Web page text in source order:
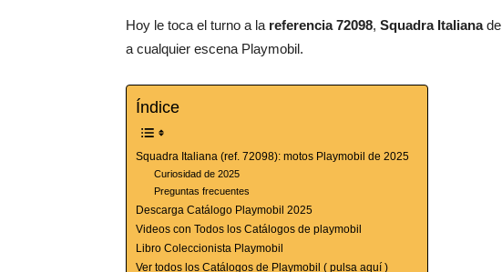
Hoy le toca el turno a la referencia 72098, Squadra Italianade
a cualquier escena Playmobil.
Índice
Squadra Italiana (ref. 72098): motos Playmobil de 2025
Curiosidad de 2025
Preguntas frecuentes
Descarga Catálogo Playmobil 2025
Videos con Todos los Catálogos de playmobil
Libro Coleccionista Playmobil
Ver todos los Catálogos de Playmobil ( pulsa aquí )